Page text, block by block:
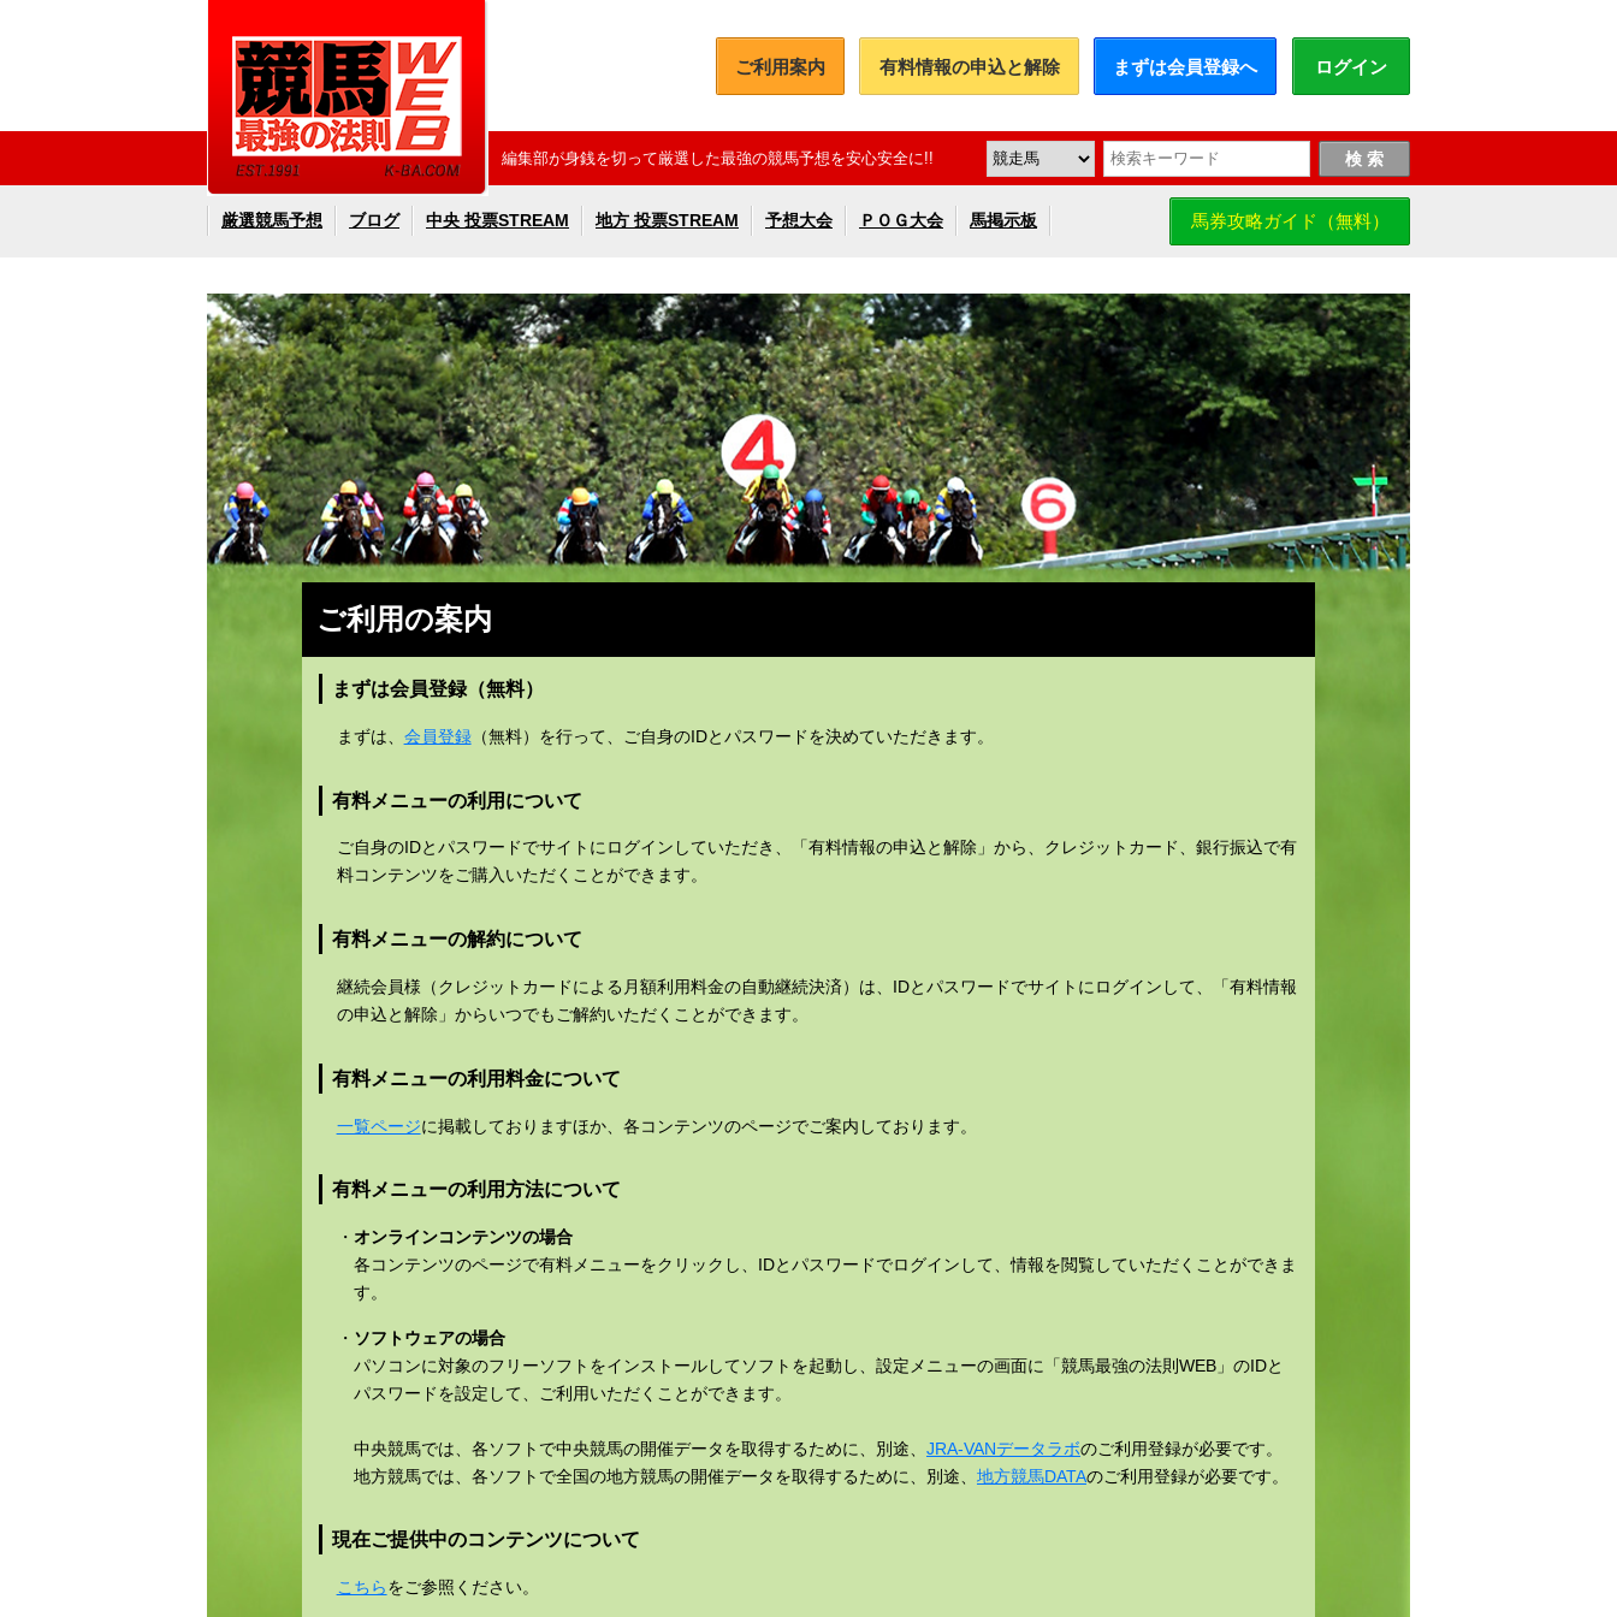
ご利用案内 有料情報の申込と解除 まずは会員登録へ ログイン
編集部が身銭を切って厳選した最強の競馬予想を安心安全に!!
厳選競馬予想 ブログ 中央 投票STREAM 地方 投票STREAM 予想大会 ＰＯＧ大会 馬掲示板 馬券攻略ガイド（無料）
ご利用の案内
まずは会員登録（無料）
まずは、 会員登録（無料）を行って、ご自身のIDとパスワードを決めていただきます。
有料メニューの利用について
ご自身のIDとパスワードでサイトにログインしていただき、「有料情報の申込と解除」から、クレジットカード、銀行振込で有
料コンテンツをご購入いただくことができます。
有料メニューの解約について
継続会員様（クレジットカードによる月額利用料金の自動継続決済）は、IDとパスワードでサイトにログインして、「有料情報
の申込と解除」からいつでもご解約いただくことができます。
有料メニューの利用料金について
一覧ページに掲載しておりますほか、各コンテンツのページでご案内しております。
有料メニューの利用方法について
・ オンラインコンテンツの場合
各コンテンツのページで有料メニューをクリックし、IDとパスワードでログインして、情報を閲覧していただくことができま
す。
・ ソフトウェアの場合
パソコンに対象のフリーソフトをインストールしてソフトを起動し、設定メニューの画面に「競馬最強の法則WEB」のIDと
パスワードを設定して、ご利用いただくことができます。
中央競馬では、各ソフトで中央競馬の開催データを取得するために、別途、 JRA-VANデータラボのご利用登録が必要です。
地方競馬では、各ソフトで全国の地方競馬の開催データを取得するために、別途、 地方競馬DATAのご利用登録が必要です。
現在ご提供中のコンテンツについて
こちらをご参照ください。